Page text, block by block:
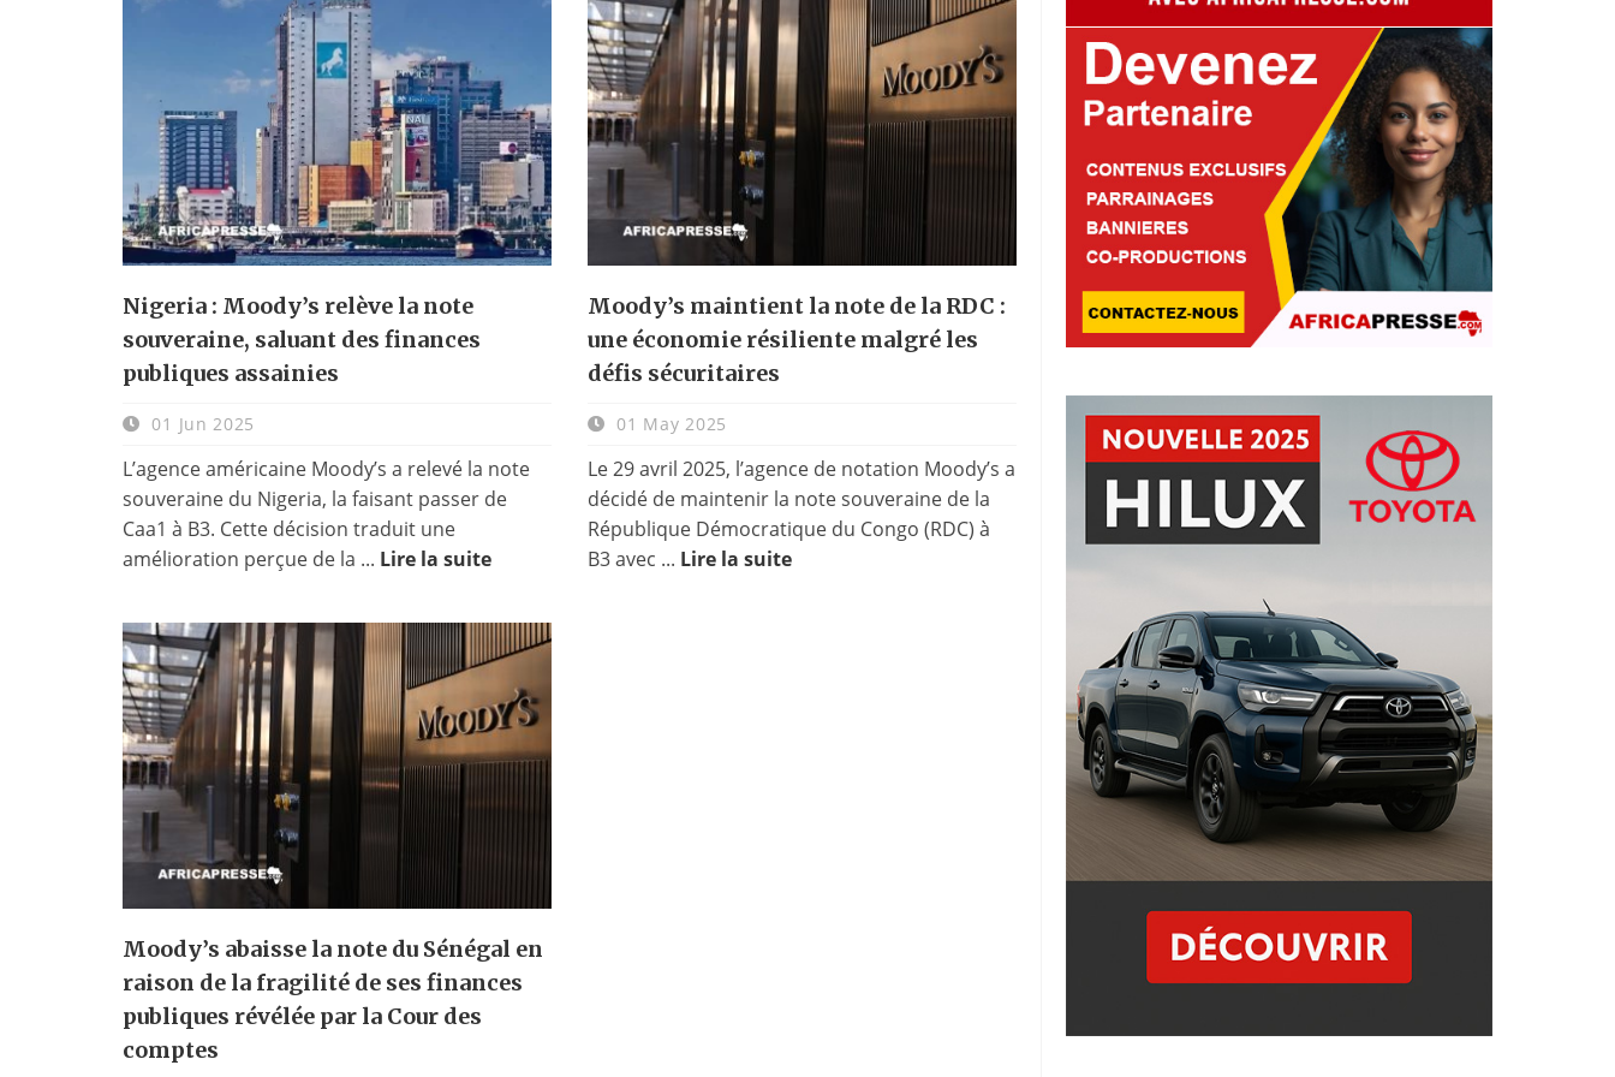
Nigeria : Moody’s relève la note
souveraine, saluant des finances
publiques assainies
01 Jun 2025
L’agence américaine Moody’s a relevé la note
souveraine du Nigeria, la faisant passer de
Caa1 à B3. Cette décision traduit une
amélioration perçue de la ... Lire la suite
Moody’s maintient la note de la RDC :
une économie résiliente malgré les
défis sécuritaires
01 May 2025
Le 29 avril 2025, l’agence de notation Moody’s a
décidé de maintenir la note souveraine de la
République Démocratique du Congo (RDC) à
B3 avec ... Lire la suite
Moody’s abaisse la note du Sénégal en
raison de la fragilité de ses finances
publiques révélée par la Cour des
comptes